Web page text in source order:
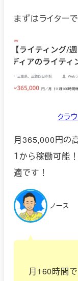
まずはライター
クラ
月365,000円の
１から稼働可能
適です！
ノース
月160時間